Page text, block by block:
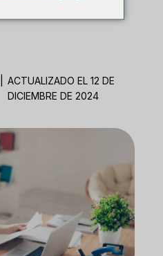
ACTUALIZADO EL 12 DE
DICIEMBRE DE 2024